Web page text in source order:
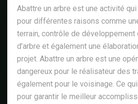
Abattre un arbre est une activité
pour différentes raisons comme
terrain, contrôle de développement
d’arbre et également une
projet. Abattre un arbre est une
dangereux pour le réalisateur des
également pour le voisinage. Ce
pour garantir le meilleur